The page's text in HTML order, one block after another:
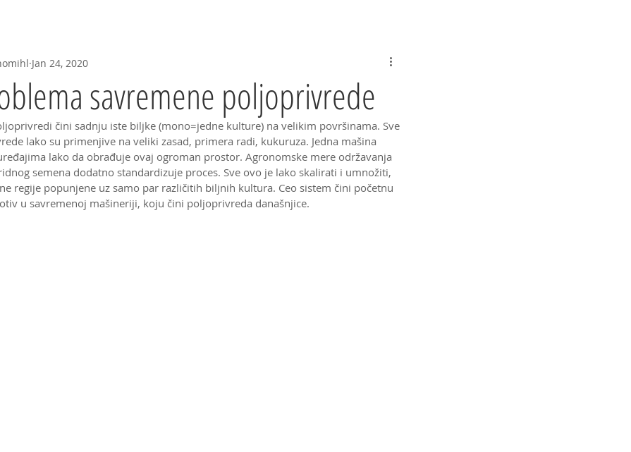
savremene poljoprivrede
Jan 24, 2020
čini sadnju iste biljke (mono=jedne kulture) na velikim površinama. Sve
lako su primenjive na veliki zasad, primera radi, kukuruza. Jedna mašina
lako da obrađuje ovaj ogroman prostor. Agronomske mere održavanja
semena dodatno standardizuje proces. Sve ovo je lako skalirati i umnožiti,
regije popunjene uz samo par različitih biljnih kultura. Ceo sistem čini početnu
u savremenoj mašineriji, koju čini poljoprivreda današnjice.